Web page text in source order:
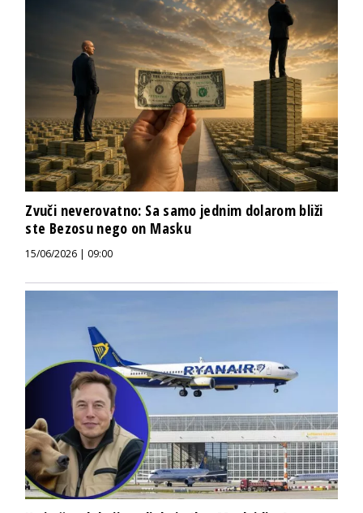
Zvuči neverovatno: Sa samo jednim dolarom bliži
ste Bezosu nego on Masku
15/06/2026 | 09:00